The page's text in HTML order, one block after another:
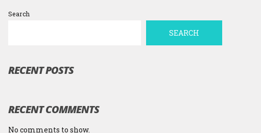
Search
SEARCH
RECENT POSTS
RECENT COMMENTS
No comments to show.